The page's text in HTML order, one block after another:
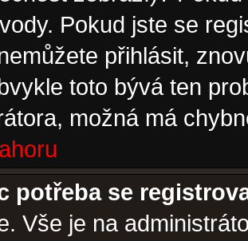
Pokud jste se
přihlásit,
toto bývá ten
možná má
potřeba se
Vše je na